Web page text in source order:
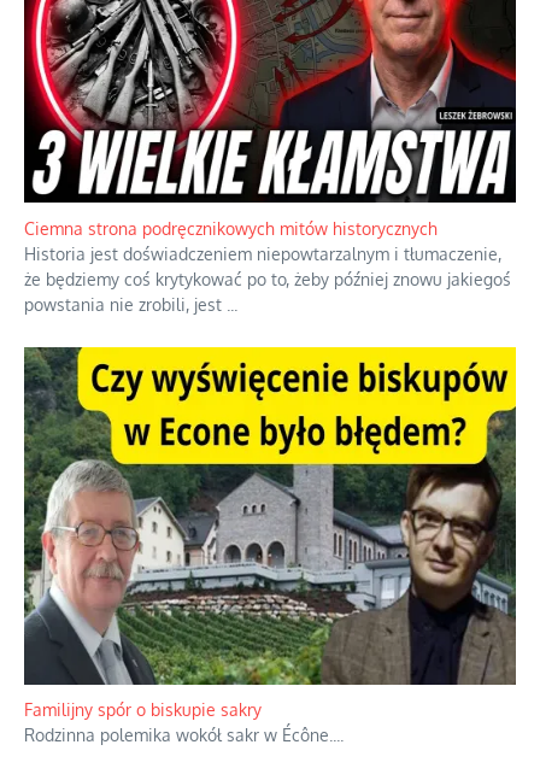
Ciemna strona podręcznikowych mitów historycznych
Historia jest doświadczeniem niepowtarzalnym i tłumaczenie,
że będziemy coś krytykować po to, żeby później znowu jakiegoś
powstania nie zrobili, jest
Familijny spór o biskupie sakry
Rodzinna polemika wokół sakr w Écône.